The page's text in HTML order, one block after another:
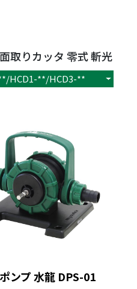
取りカッタ 零式 斬光
HCD1-**/HCD3-**
ンプ 水龍 DPS-01